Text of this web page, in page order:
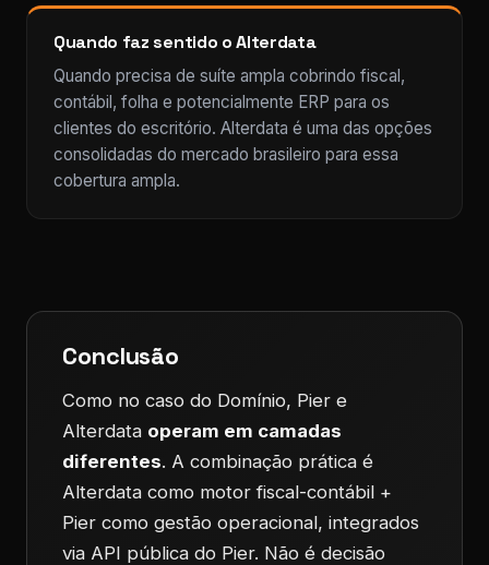
Quando faz sentido o Alterdata
Quando precisa de suíte ampla cobrindo fiscal,
contábil, folha e potencialmente ERP para os
clientes do escritório. Alterdata é uma das opções
consolidadas do mercado brasileiro para essa
cobertura ampla.
Conclusão
Como no caso do Domínio, Pier e
Alterdata operam em camadas
diferentes. A combinação prática é
Alterdata como motor fiscal-contábil +
Pier como gestão operacional, integrados
via API pública do Pier. Não é decisão